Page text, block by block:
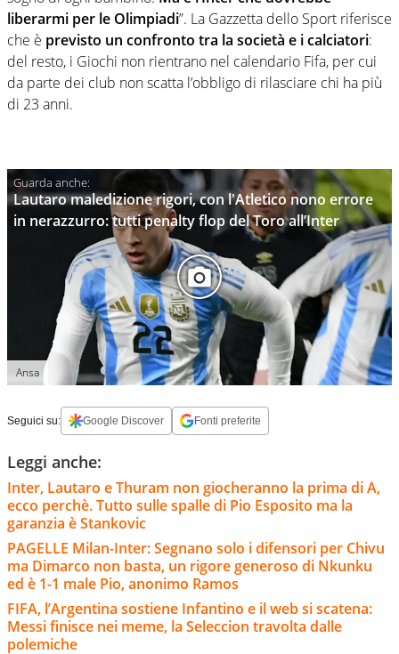
liberarmi per le Olimpiadi”. La Gazzetta dello Sport riferisce
che è previsto un confronto tra la società e i calciatori:
del resto, i Giochi non rientrano nel calendario Fifa, per cui
da parte dei club non scatta l’obbligo di rilasciare chi ha più
di 23 anni.
Lautaro maledizione rigori, con l'Atletico nono errore
in nerazzurro: tutti penalty flop del Toro all’Inter
Ansa
Seguici su: Google Discover Fonti preferite
Leggi anche:
Inter, Lautaro e Thuram non giocheranno la prima di A,
ecco perchè. Tutto sulle spalle di Pio Esposito ma la
garanzia è Stankovic
PAGELLE Milan-Inter: Segnano solo i difensori per Chivu
ma Dimarco non basta, un rigore generoso di Nkunku
ed è 1-1 male Pio, anonimo Ramos
FIFA, l’Argentina sostiene Infantino e il web si scatena:
Messi finisce nei meme, la Seleccion travolta dalle
polemiche